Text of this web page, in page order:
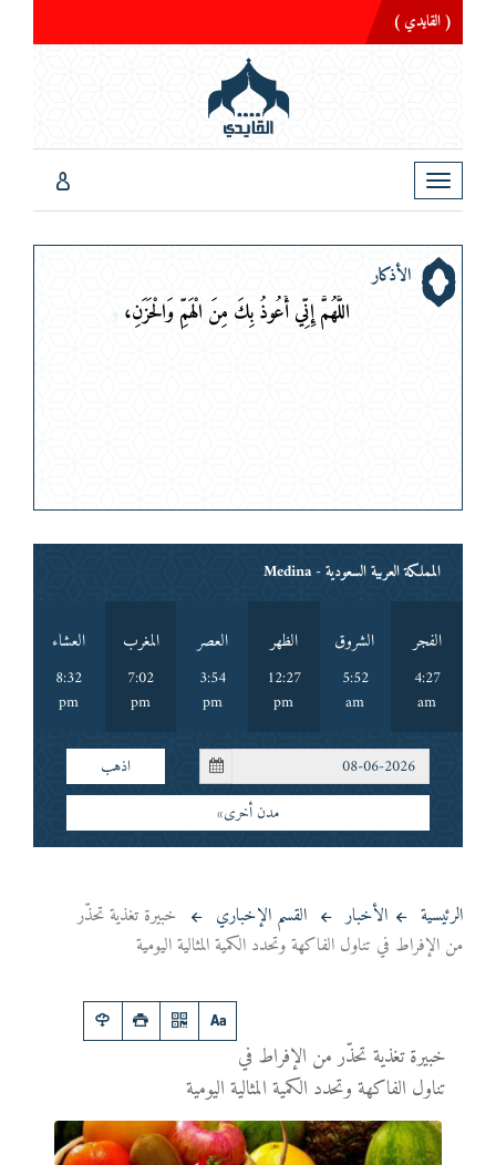
( القايدي )
Toggle
navigation
الأذكار
اللَّهُمَّ إِنِّي أَعُوذُ بِكَ مِنَ الْهَمِّ وَالْحَزَنِ، وَال
المملكة العربية السعودية - Medina
الفجر
4:27
am
الشروق
5:52
am
الظهر
12:27
pm
العصر
3:54
pm
المغرب
7:02
pm
العشاء
8:32
pm
اذهب
مدن أخرى»
الرئيسية الأخبار القسم الإخباري
خبيرة تغذية تحذّر
من الإفراط في تناول الفاكهة وتحدد الكمية المثالية اليومية
خبيرة تغذية تحذّر من الإفراط في
تناول الفاكهة وتحدد الكمية المثالية اليومية